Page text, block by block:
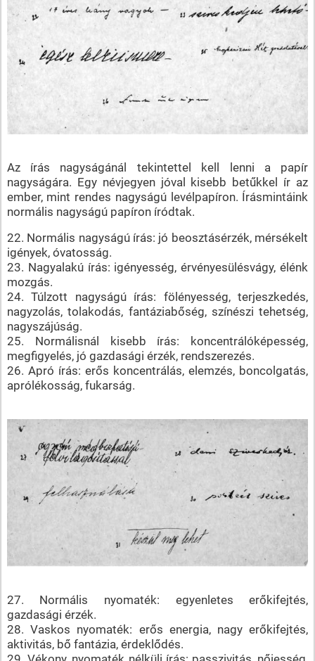
Az írás nagyságánál tekintettel kell lenni a papír
nagyságára. Egy névjegyen jóval kisebb betűkkel ír az
ember, mint rendes nagyságú levélpapíron. Írásmintáink
normális nagyságú papíron íródtak.
22. Normális nagyságú írás: jó beosztásérzék, mérsékelt
igények, óvatosság.
23. Nagyalakú írás: igényesség, érvényesülésvágy, élénk
mozgás.
24. Túlzott nagyságú írás: fölényesség, terjeszkedés,
nagyzolás, tolakodás, fantáziabőség, színészi tehetség,
nagyszájúság.
25. Normálisnál kisebb írás: koncentrálóképesség,
megfigyelés, jó gazdasági érzék, rendszerezés.
26. Apró írás: erős koncentrálás, elemzés, boncolgatás,
aprólékosság, fukarság.
27. Normális nyomaték: egyenletes erőkifejtés,
gazdasági érzék.
28. Vaskos nyomaték: erős energia, nagy erőkifejtés,
aktivitás, bő fantázia, érdeklődés.